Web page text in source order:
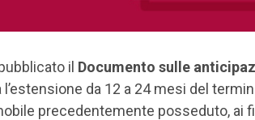
il Documento sulle
l’estensione da 12 a 24 mesi del
precedentemente posseduto, ai